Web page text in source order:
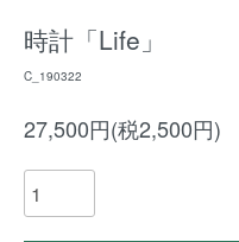
時計「Life」
C_190322
27,500円(税2,500円)